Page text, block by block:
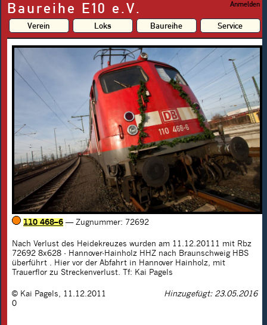
Baureihe E10 e.V. Anmelden
Verein Loks Baureihe Service
110 468–6 — Zugnummer: 72692
Nach Verlust des Heidekreuzes wurden am 11.12.20111 mit Rbz
72692 8x628 - Hannover-Hainholz HHZ nach Braunschweig HBS
überführt . Hier vor der Abfahrt in Hannover Hainholz, mit
Trauerflor zu Streckenverlust. Tf: Kai Pagels
© Kai Pagels 11.12.2011
Hinzugefügt: 23.05.2016
0